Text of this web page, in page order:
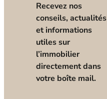
Recevez nos
conseils, actualités
et informations
utiles sur
l’immobilier
directement dans
votre boîte mail.